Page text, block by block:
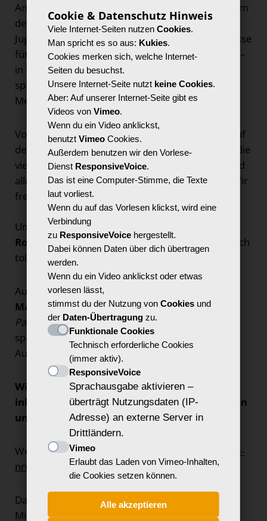
Am Mittwoch, den 21. August 2024, wird das Team
der LAG Lokale Medienarbeit auf dem
Jugendforum NRW bei der weltweit größten Messe
für Computer- und Videospiele – der gamescom –
in Köln anzutreffen sein und den Tag mit
spannenden Aktionen rund um inklusiven
Medienspaß gestalten.
Von 9-13 Uhr werden wir den Partnerstand
auf
dem Jugendforum NRW in Halle 10.2 betreuen, die
vielseitigen Angebote und Projekte vorstellen und
allen Interessierten Rede und Antwort stehen. Wir
freuen uns auf einen spannenden Austausch.
Um 14 Uhrgeht es mit dem
RoboQuiz auf der Bühneweiter, bei dem es auch
tolle Preise zu gewinnen gibt.
Außerdem kann von
MakerSpace-AngebotDer inklusive Roboter-
Parcoursbesucht werden. Dafür haben wir
spannende Robotik-Aktionen zum Spielen,
Ausprobieren und Staunen vorbereitet.
Wir zeigen Euch, wie bunt und vielfältig
inklusive Medienarbeit sein kann – und freuen
uns auf Euren Besuch!
Weitere Informationen unter:
www.jugendforum-
nrw.de
Das Jugendforum NRW ist gefördert vom
Ministerium für Kinder, Jugend, Familie,
Cookie & Datenschutz Hinweis
Viele Internet-Seiten nutzen Cookies.
Man spricht es so aus: Kukies.
Cookies merken sich, welche Internet-
Seiten du besuchst.
Unsere Internet-Seite nutzt keine Cookies.
Aber: Auf unserer Internet-Seite gibt es
Videos von Vimeo.
Wenn du ein Video anklickst,
benutzt VimeoCookies.
Außerdem benutzen wir den Vorlese-
Dienst ResponsiveVoice.
Das ist eine Computer-Stimme, die Texte
laut vorliest.
Wenn du auf das Vorlesen klickst, wird eine
Verbindung
zu ResponsiveVoicehergestellt.
Dabei können Daten über dich übertragen
werden.
Wenn du ein Video anklickst oder etwas
vorlesen lässt,
stimmst du der Nutzung von Cookiesund
der Daten-Übertragungzu.
Funktionale Cookies
Technisch erforderliche Cookies
(immer aktiv).
ResponsiveVoice
Sprachausgabe aktivieren –
überträgt Nutzungsdaten (IP-
Adresse) an externe Server in
Drittländern.
Vimeo
Erlaubt das Laden von Vimeo-Inhalten,
die Cookies setzen können.
Alle akzeptieren